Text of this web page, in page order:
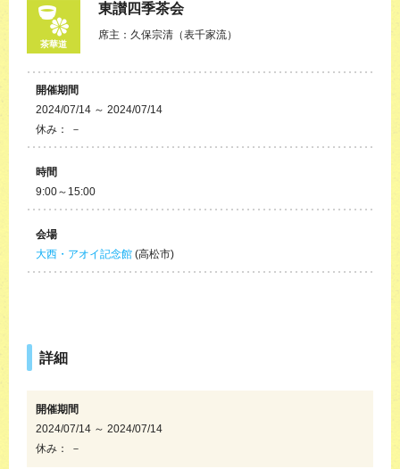
茶華道
東讃四季茶会
席主：久保宗清（表千家流）
開催期間
2024/07/14 ～ 2024/07/14
休み： －
時間
9:00～15:00
会場
大西・アオイ記念館 (高松市)
詳細
開催期間
2024/07/14 ～ 2024/07/14
休み： －